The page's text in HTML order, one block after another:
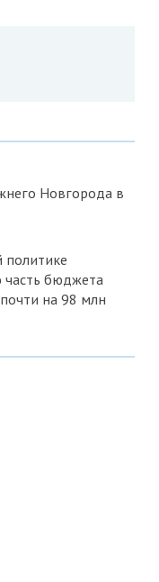
Новгорода в
часть бюджета
на 98 млн